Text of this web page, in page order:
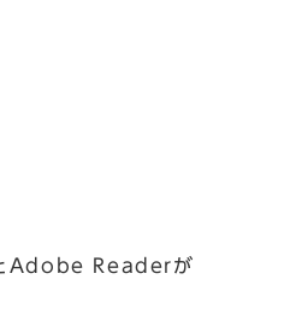
Adobe Readerが